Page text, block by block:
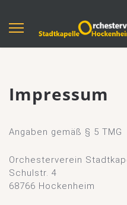
Impressum
Angaben gemäß § 5 TMG
Orchesterverein
Schulstr. 4
68766 Hockenheim